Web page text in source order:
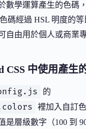
數學運算產生的色碼
碼經過 HSL 明度的
自由用於個人或商業
CSS 中使用產生
的
裡加入自訂
是層級數字（100 到